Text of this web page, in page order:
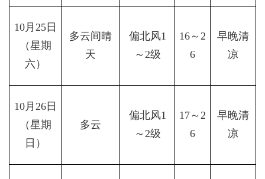
10月25日
（星期
六）
多云间晴
天
偏北风1
～2级
16～2
6
早晚清
凉
10月26日
（星期
日）
多云
偏北风1
～2级
17～2
6
早晚清
凉